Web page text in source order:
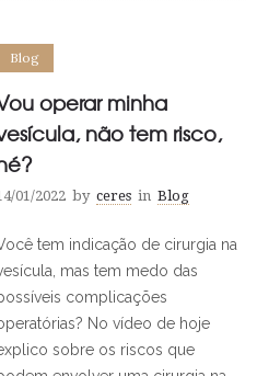
Blog
operar minha
não tem risco,
01/2022 by ceres in Blog
tem indicação de cirurgia na
mas tem medo das
complicações
No vídeo de hoje
sobre os riscos que